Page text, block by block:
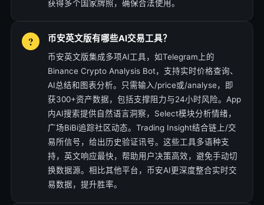
获得多个国家牌照，确保合法使用。
币安英文版有哪些AI交易工具？
币安英文版集成多项AI工具，如Telegram上的
Binance Crypto Analysis Bot，支持实时价格查询、
AI总结和图表分析。只需输入/price或/analyse，即
获300+资产数据，包括支撑阻力与24小时风险。App
内AI搜索提供自然语言洞察，Select模块分析情绪，
广场BiBi追踪社区动态。Trading Insight结合链上/交
易所信号，给出历史验证讯号。这些工具多语种支
持，英文响应最快，帮助用户决策高效，避免手动切
换数据源。相比其他平台，币安AI更深度整合实时交
易数据，提升胜率。